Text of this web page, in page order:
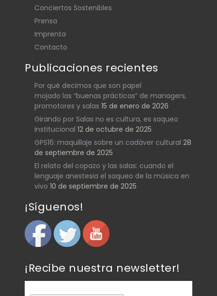
Conciertos Sostenibles
Prensa
Imprenta
Contacto
Publicaciones recientes
Por qué decimos que son papel
mojado las “buenas prácticas” de managers,
promotores y salas 15 de enero de 2026
Girando por Salas no es cultura, es saqueo
institucional 12 de octubre de 2025
GPS16: maquillaje sobre un cadáver cultural 28
de septiembre de 2025
El relato del copazo y las salas: cuando el
lenguaje anestesia el saqueo de la música en
vivo 10 de septiembre de 2025
¡Síguenos!
¡Recibe nuestra newsletter!